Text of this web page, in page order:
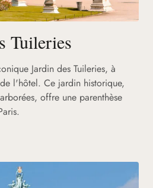
Tuileries
Jardin des Tuileries, à
l'hôtel. Ce jardin historique,
offre une parenthèse